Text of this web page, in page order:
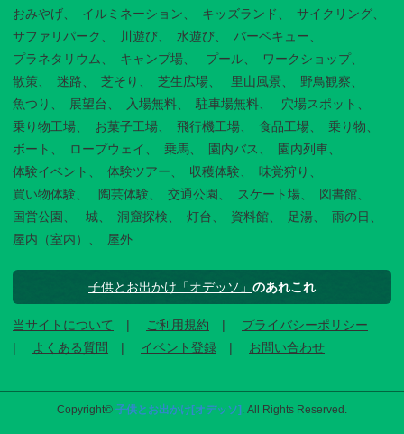
おみやげ
イルミネーション キッズランド
サイクリング
サファリパーク
川遊び 水遊び
バーベキュー
プラネタリウム
キャンプ場 プール
ワークショップ
散策
迷路 芝そり 芝生広場 里山風景
野鳥観察
魚つり
展望台 入場無料 駐車場無料
穴場スポット
乗り物工場
お菓子工場 飛行機工場 食品工場
乗り物
ボート
ロープウェイ 乗馬 園内バス
園内列車
体験イベント
体験ツアー 収穫体験
味覚狩り
買い物体験
陶芸体験 交通公園 スケート場
図書館
国営公園
城 洞窟探検 灯台 資料館 足湯
雨の日
屋内（室内）
屋外
子供とお出かけ「オデッソ」 のあれこれ
当サイトについて ご利用規約
プライバシーポリシー
よくある質問
イベント登録 お問い合わせ
Copyright© 子供とお出かけ[オデッソ]. All Rights Reserved.